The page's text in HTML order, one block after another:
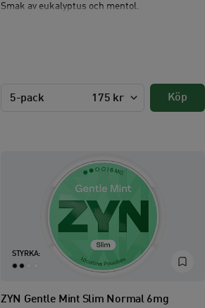
Smak av eukalyptus och mentol.
5-pack 175 kr Köp
STYRKA:
ZYN Gentle Mint Slim Normal 6mg